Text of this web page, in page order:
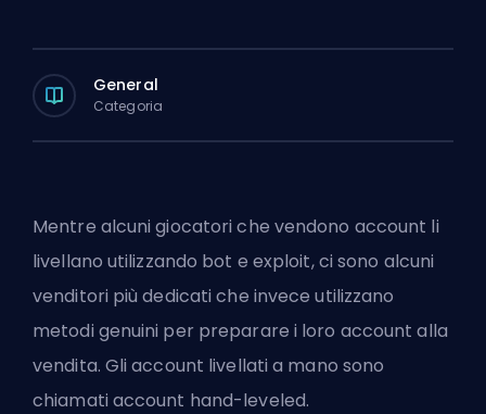
General
Categoria
Mentre alcuni giocatori che vendono account li
livellano utilizzando bot e exploit, ci sono alcuni
venditori più dedicati che invece utilizzano
metodi genuini per preparare i loro account alla
vendita. Gli account livellati a mano sono
chiamati account hand-leveled.